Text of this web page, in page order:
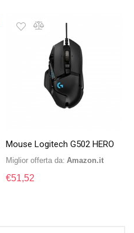
Mouse Logitech G502 HERO
Miglior offerta da: Amazon.it
€51,52